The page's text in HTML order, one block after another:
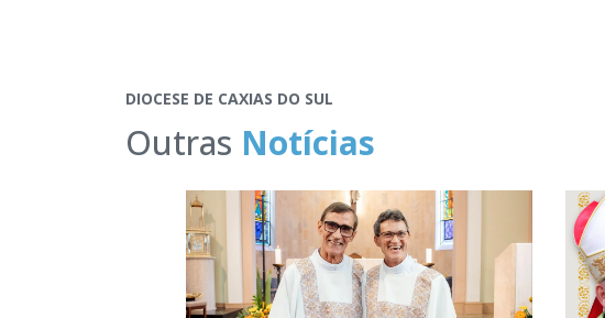
DIOCESE DE CAXIAS DO SUL
Outras Notícias